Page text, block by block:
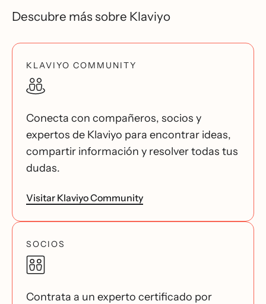
Descubre más sobre Klaviyo
KLAVIYO COMMUNITY
Conecta con compañeros, socios y
expertos de Klaviyo para encontrar ideas,
compartir información y resolver todas tus
dudas.
Visitar Klaviyo Community
SOCIOS
Contrata a un experto certificado por